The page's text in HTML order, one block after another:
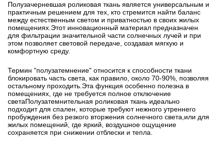
Полузачерневшая роликовая ткань является универсальным и
практичным решением для тех, кто стремится найти баланс
между естественным светом и приватностью в своих жилых
помещениях.Этот инновационный материал предназначен
для фильтрации значительной части солнечных лучей и при
этом позволяет световой передаче, создавая мягкую и
комфортную среду.
Термин "полузатемнение" относится к способности ткани
блокировать часть света, как правило, около 70-90%, позволяя
остальному проходить.Эта функция особенно полезна в
помещениях, где не требуется полное отключение
светаПолузатемнительная роликовая ткань идеально
подходит для спален, которые требуют нежного утреннего
пробуждения без резкого вторжения солнечного света,или для
жилых помещений, где яркий, воздушное ощущение
сохраняется при снижении отблески и тепла.